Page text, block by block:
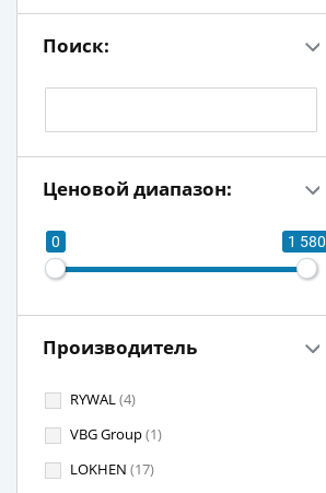
Поиск:
Ценовой диапазон:
0 1 580
Производитель
RYWAL(4)
VBG Group(1)
LOKHEN (17)